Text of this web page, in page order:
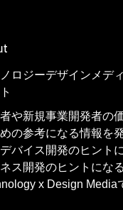
ロジーデザインメデ
や新規事業開発者の
の参考になる情報を
バイス開発のヒント
ス開発のヒントにな
x Design Media